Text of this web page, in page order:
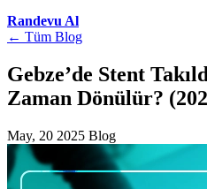
Randevu Al
← Tüm Blog
Gebze’de Stent
Zaman Dönülür?
May, 20 2025 Blog